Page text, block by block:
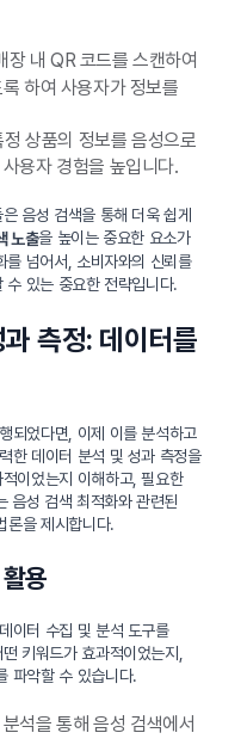
장 내 QR 코드를 스캔하여
하여 사용자가 정보를
상품의 정보를 음성으로
용자 경험을 높입니다.
음성 검색을 통해 더욱 쉽게
노출을 높이는 중요한 요소가
넘어서, 소비자와의 신뢰를
수 있는 중요한 전략입니다.
측정: 데이터를
되었다면, 이제 이를 분석하고
한 데이터 분석 및 성과 측정을
이었는지 이해하고, 필요한
음성 검색 최적화와 관련된
론을 제시합니다.
용
이터 수집 및 분석 도구를
키워드가 효과적이었는지,
파악할 수 있습니다.
석을 통해 음성 검색에서